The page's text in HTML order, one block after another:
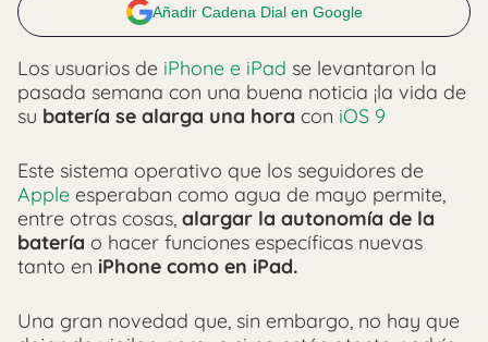
Añadir Cadena Dial en Google
Los usuarios de iPhone e iPad se levantaron la
pasada semana con una buena noticia ¡la vida de
su batería se alarga una hora con iOS 9
Este sistema operativo que los seguidores de
Apple esperaban como agua de mayo permite,
entre otras cosas, alargar la autonomía de la
batería o hacer funciones específicas nuevas
tanto en iPhone como en iPad.
Una gran novedad que, sin embargo, no hay que